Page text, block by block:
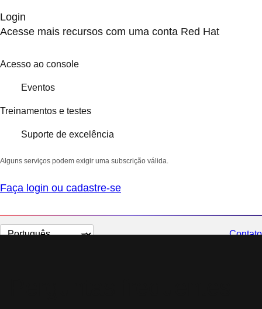
Login
Acesse mais recursos com uma conta Red Hat
Acesso ao console
Eventos
Treinamentos e testes
Suporte de excelência
Alguns serviços podem exigir uma subscrição válida.
Faça login ou cadastre-se
Selecionar
Contato